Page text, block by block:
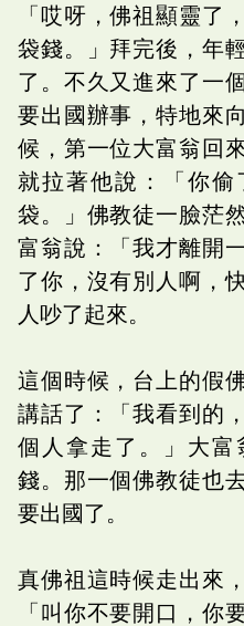
「哎呀，佛祖顯靈了
袋錢。」拜完後，年
了。不久又進來了一
要出國辦事，特地來
候，第一位大富翁回
就拉著他說：「你
袋。」佛教徒一臉茫
富翁說：「我才離開
了你，沒有別人啊，
人吵了起來。
這個時候，台上的假
講話了：「我看到的
個人拿走了。」大富
錢。那一個佛教徒也
要出國了。
真佛祖這時候走出來
「叫你不要開口，你